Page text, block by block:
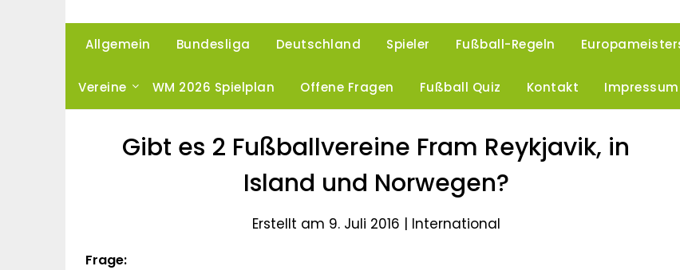
Allgemein Bundesliga Deutschland Spieler Fußball-Regeln
Vereine WM 2026 Spielplan Offene Fragen Fußball Quiz Kontakt Impressum
Gibt es 2 Fußballvereine Fram Reykjavik, in
Island und Norwegen?
Erstellt am 9. Juli 2016 | International
Frage: